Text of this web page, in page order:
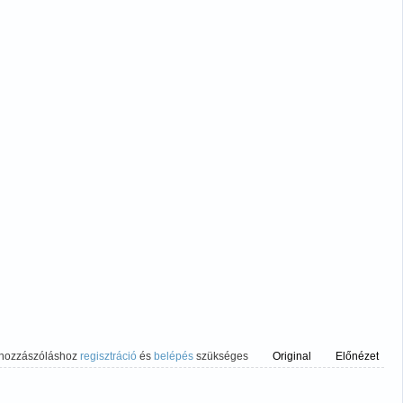
regisztráció és belépés szükséges Original Előnézet